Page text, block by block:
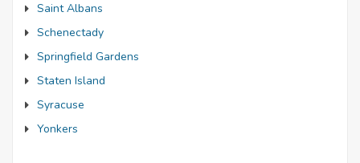
Saint Albans
Schenectady
Springfield Gardens
Staten Island
Syracuse
Yonkers